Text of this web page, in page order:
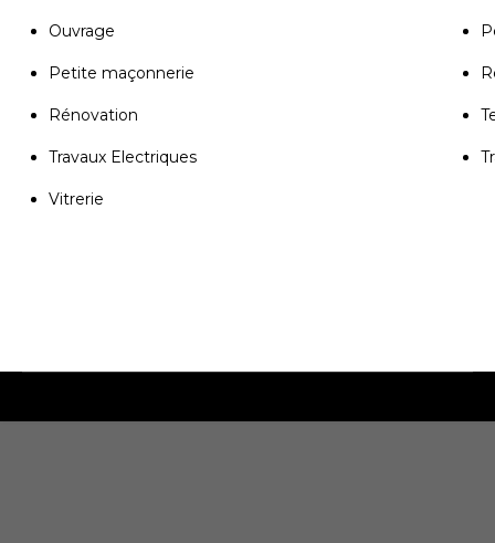
Ouvrage
Petite maçonnerie
Rénovation
Travaux Electriques
Vitrerie